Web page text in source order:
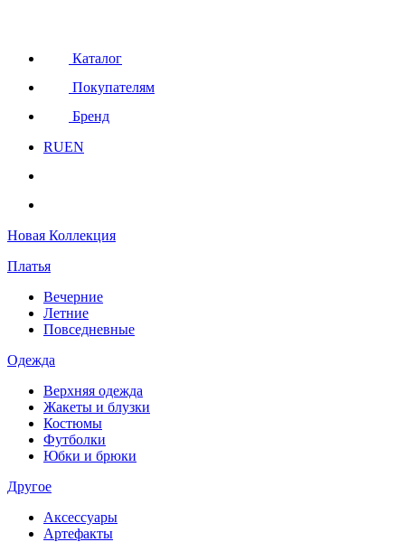
Каталог
Покупателям
Бренд
RUEN
Новая Коллекция
Платья
Вечерние
Летние
Повседневные
Одежда
Верхняя одежда
Жакеты и блузки
Костюмы
Футболки
Юбки и брюки
Другое
Аксессуары
Артефакты